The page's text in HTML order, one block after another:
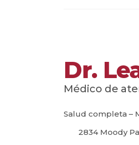
Dr.
Médico de
Salud completa –
2834 Moody